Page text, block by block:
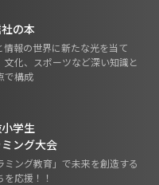
の本
情報の世界に新たな光を当て
文化、スポーツなど深い知識と
で構成
学生
ング大会
ミング教育」で未来を創造する
応援！！